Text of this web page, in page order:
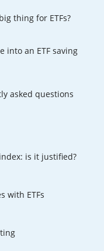
thing for ETFs?
into an ETF saving
asked questions
is it justified?
with ETFs